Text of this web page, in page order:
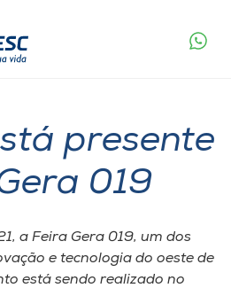
presente
019
a Feira Gera 019, um dos
e tecnologia do oeste de
está sendo realizado no